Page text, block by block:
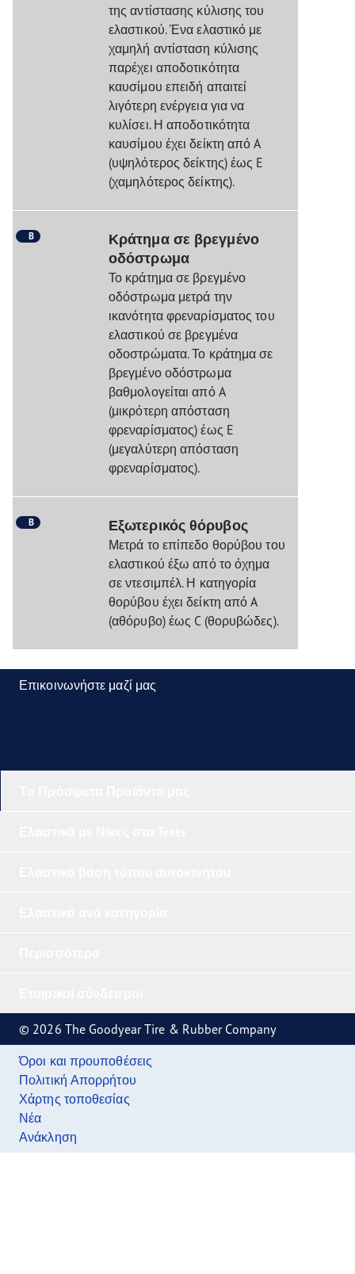
της αντίστασης κύλισης του
ελαστικού. Ένα ελαστικό με
χαμηλή αντίσταση κύλισης
παρέχει αποδοτικότητα
καυσίμου επειδή απαιτεί
λιγότερη ενέργεια για να
κυλίσει. Η αποδοτικότητα
καυσίμου έχει δείκτη από A
(υψηλότερος δείκτης) έως E
(χαμηλότερος δείκτης).
B
Κράτημα σε βρεγμένο
οδόστρωμα
Το κράτημα σε βρεγμένο
οδόστρωμα μετρά την
ικανότητα φρεναρίσματος του
ελαστικού σε βρεγμένα
οδοστρώματα. Το κράτημα σε
βρεγμένο οδόστρωμα
βαθμολογείται από A
(μικρότερη απόσταση
φρεναρίσματος) έως E
(μεγαλύτερη απόσταση
φρεναρίσματος).
B Εξωτερικός θόρυβος
Μετρά το επίπεδο θορύβου του
ελαστικού έξω από το όχημα
σε ντεσιμπέλ. Η κατηγορία
θορύβου έχει δείκτη από A
(αθόρυβο) έως C (θορυβώδες).
Επικοινωνήστε μαζί μας
© 2026 The Goodyear Tire & Rubber Company
Όροι και προυποθέσεις
Πολιτική Απορρήτου
Χάρτης τοποθεσίας
Νέα
Ανάκληση